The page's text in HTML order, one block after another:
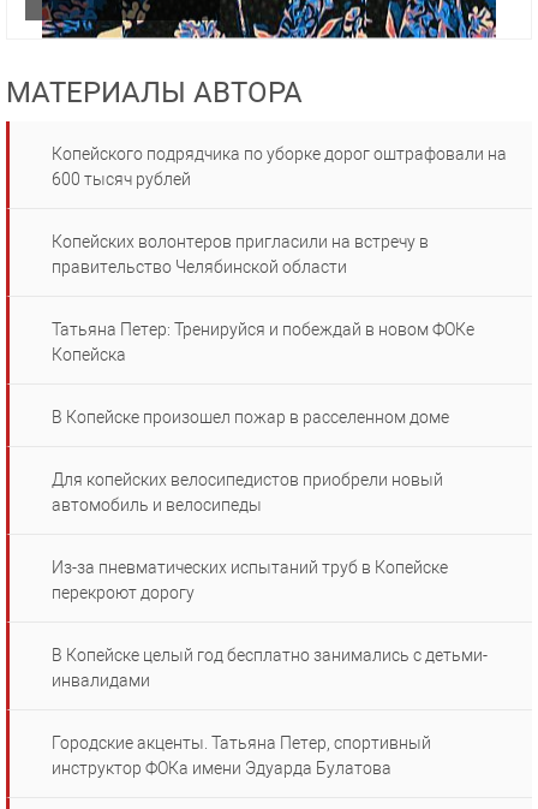
МАТЕРИАЛЫ АВТОРА
Копейского подрядчика по уборке дорог оштрафовали на
600 тысяч рублей
Копейских волонтеров пригласили на встречу в
правительство Челябинской области
Татьяна Петер: Тренируйся и побеждай в новом ФОКе
Копейска
В Копейске произошел пожар в расселенном доме
Для копейских велосипедистов приобрели новый
автомобиль и велосипеды
Из-за пневматических испытаний труб в Копейске
перекроют дорогу
В Копейске целый год бесплатно занимались с детьми-
инвалидами
Городские акценты. Татьяна Петер, спортивный
инструктор ФОКа имени Эдуарда Булатова